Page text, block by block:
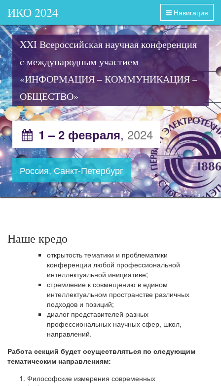
Навигация
ИКО 2024
XXI Всероссийская научная конференция
с международным участием
«ИНФОРМАЦИЯ – КОММУНИКАЦИЯ –
ОБЩЕСТВО»
1 – 2 февраля, 2024
Россия, Санкт-Петербург
Наше кредо
открытость тематики и проблематики
конференции любой профессиональной
интеллектуальной инициативе;
стремление к совмещению в едином
интеллектуальном пространстве различных
подходов и позиций;
диалог представителей разных
профессиональных научных сфер, школ,
направлений.
Работа секций будет осуществляться по следующим
тематическим направлениям:
Философские измерения современных